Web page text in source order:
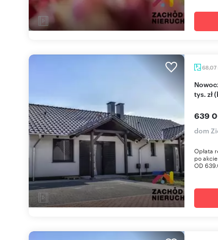
68,07
Nowoczesne domy na Złotych Piaskach od 639
tys. zł
639
dom
Opłata
po
OD